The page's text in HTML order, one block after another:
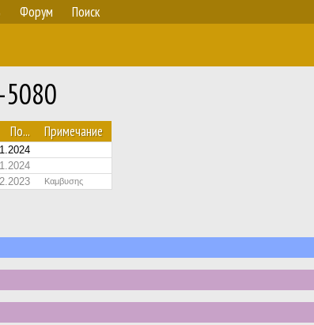
Форум Поиск
По... Примечание
Καμβυσης